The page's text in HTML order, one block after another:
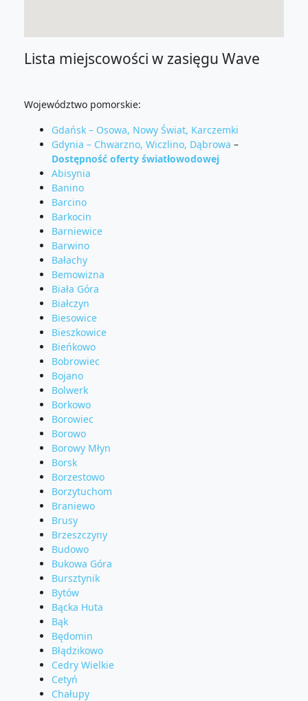
Lista miejscowości w zasięgu Wave
Województwo pomorskie:
Gdańsk – Osowa, Nowy Świat, Karczemki
Gdynia – Chwarzno, Wiczlino, Dąbrowa –
Dostępność oferty światłowodowej
Abisynia
Banino
Barcino
Barkocin
Barniewice
Barwino
Bałachy
Bemowizna
Biała Góra
Białczyn
Biesowice
Bieszkowice
Bieńkowo
Bobrowiec
Bojano
Bolwerk
Borkowo
Borowiec
Borowo
Borowy Młyn
Borsk
Borzestowo
Borzytuchom
Braniewo
Brusy
Brzeszczyny
Budowo
Bukowa Góra
Bursztynik
Bytów
Bącka Huta
Bąk
Będomin
Błądzikowo
Cedry Wielkie
Cetyń
Chałupy